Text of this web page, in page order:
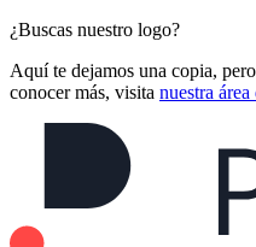
¿Buscas nuestro logo?
Aquí te dejamos una copia,
conocer más, visita nuestra área